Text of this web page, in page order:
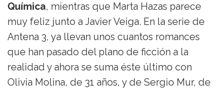
Química, mientras que Marta Hazas parece
muy feliz junto a Javier Veiga. En la serie de
Antena 3, ya llevan unos cuantos romances
que han pasado del plano de ficción a la
realidad y ahora se suma éste último con
Olivia Molina, de 31 años, y de Sergio Mur, de